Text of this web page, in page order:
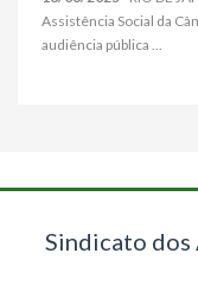
Assistência Social da
audiência pública ...
Sindicato dos